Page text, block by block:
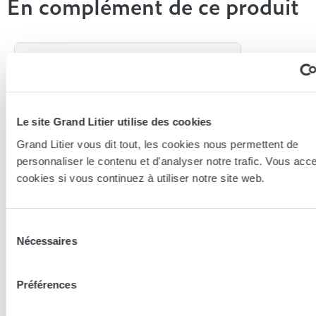
Le site Grand Litier utilise des cookies
Grand Litier vous dit tout, les cookies nous permettent de
personnaliser le contenu et d'analyser notre trafic. Vous
cookies si vous continuez à utiliser notre site web.
Nécessaires
Préférences
Sommier coffre Hendaye